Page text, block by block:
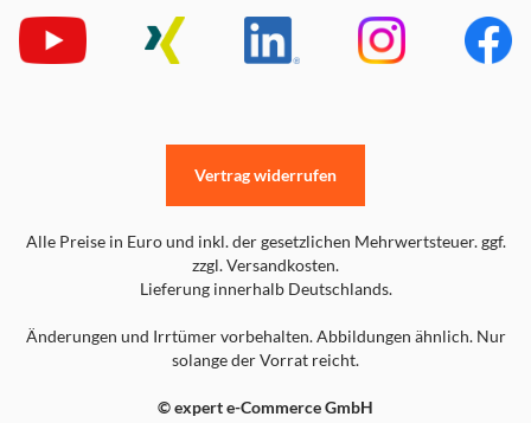
Alle Preise in Euro und inkl. der gesetzlichen Mehrwertsteuer. ggf.
zzgl. Versandkosten.
Lieferung innerhalb Deutschlands.
Änderungen und Irrtümer vorbehalten. Abbildungen ähnlich. Nur
solange der Vorrat reicht.
© expert e-Commerce GmbH
Vertrag widerrufen